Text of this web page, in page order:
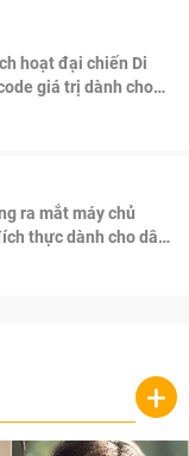
hoạt đại chiến Di
giá trị dành cho
ra mắt máy chủ
thực dành cho dân
+